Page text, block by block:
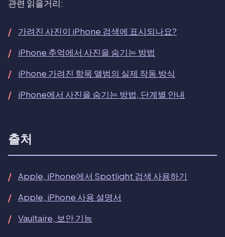
관련 읽을거리:
가려진 사진이 iPhone 검색에 표시되나요?
iPhone 추억에서 사진을 숨기는 방법
iPhone 가려진 항목 앨범의 실제 작동 방식
iPhone에서 사진을 숨기는 방법, 단계별 안내
출처
Apple, iPhone에서 Spotlight 검색 사용하기
Apple, iPhone 사용 설명서
Vaultaire, 보안 기능